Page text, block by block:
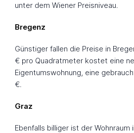
unter dem Wiener Preisniveau.
Bregenz
Günstiger fallen die Preise in
€ pro Quadratmeter kostet eine
Eigentumswohnung, eine
€.
Graz
Ebenfalls billiger ist der Wohnraum